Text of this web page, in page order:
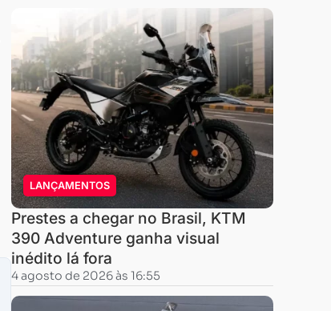
LANÇAMENTOS
Prestes a chegar no Brasil, KTM
390 Adventure ganha visual
inédito lá fora
4 agosto de 2026 às 16:55